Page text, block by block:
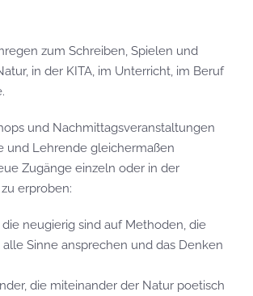
zum Schreiben, Spielen und
in der KITA, im Unterricht, im Beruf
und Nachmittagsveranstaltungen
und Lehrende gleichermaßen
Zugänge einzeln oder in der
erproben:
neugierig sind auf Methoden, die
Sinne ansprechen und das Denken
die miteinander der Natur poetisch